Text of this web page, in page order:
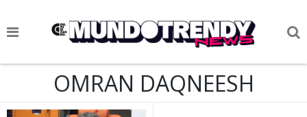
NOTICIASOMRAN DAQNEESH